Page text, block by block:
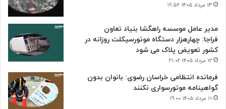
۱۳ مرداد ۱۴۰۵ ۱۹:۵۶
مدیر عامل موسسه راهگشا بنیاد تعاون
فراجا: چهارهزار دستگاه موتورسیکلت روزانه در
کشور تعویض پلاک می شود
۱۲ مرداد ۱۴۰۵ ۲۱:۰۲
فرمانده انتظامی خراسان رضوی: بانوان بدون
گواهینامه موتورسواری نکنند
۱۱ مرداد ۱۴۰۵ ۱۹:۰۰